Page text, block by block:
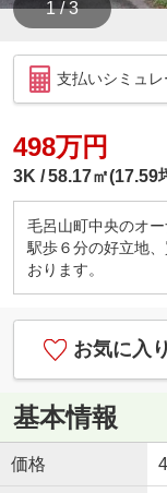
1 / 3
支払いシミュレ
498万円
3K 58.17㎡(17.59
毛呂山町中央のオ
駅歩６分の好立地
おります。
お気に入
基本情報
価格